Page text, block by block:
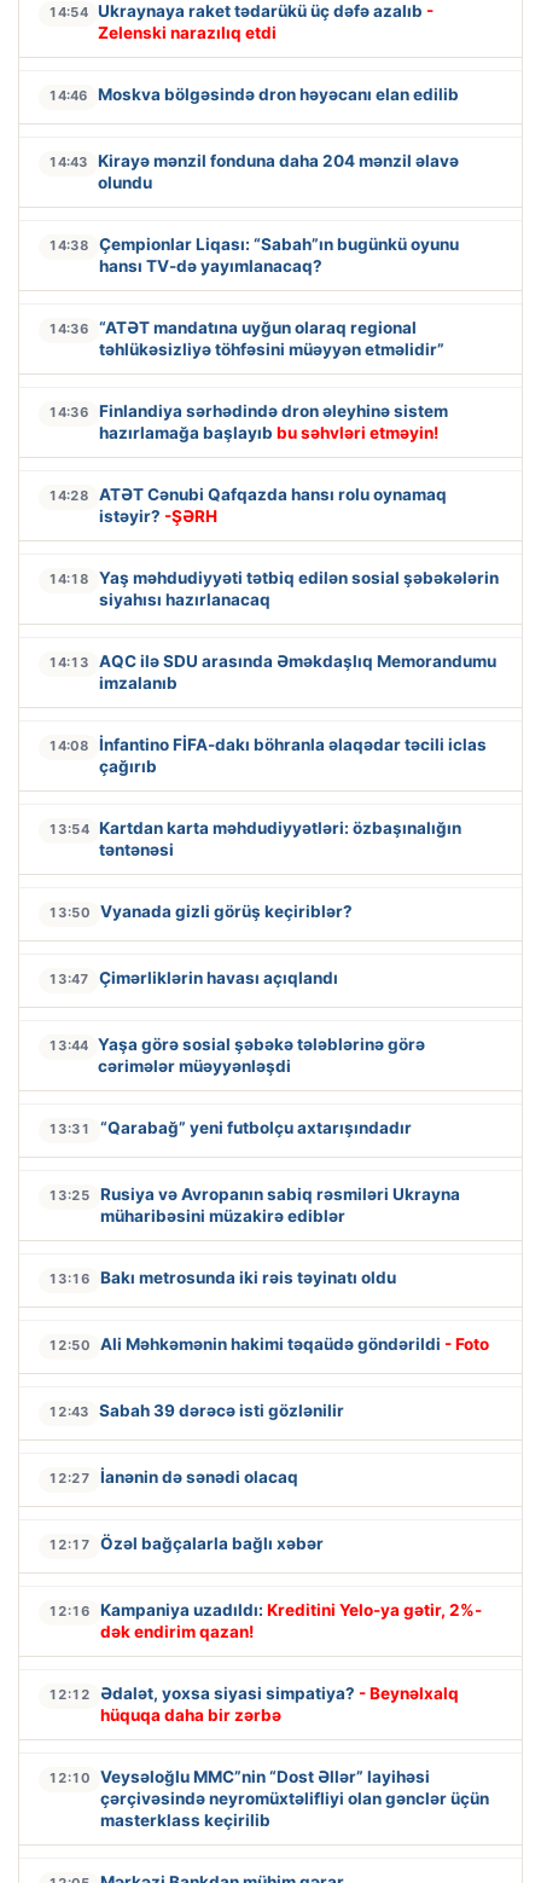
14:54 Ukraynaya raket tədarükü üç dəfə azalıb -
Zelenski narazılıq etdi
14:46 Moskva bölgəsində dron həyəcanı elan edilib
14:43
Kirayə mənzil fonduna daha 204 mənzil əlavə
olundu
14:38
Çempionlar Liqası: “Sabah”ın bugünkü oyunu
hansı TV-də yayımlanacaq?
14:36
“ATƏT mandatına uyğun olaraq regional
təhlükəsizliyə töhfəsini müəyyən etməlidir”
14:36
Finlandiya sərhədində dron əleyhinə sistem
hazırlamağa başlayıb bu səhvləri etməyin!
14:28
ATƏT Cənubi Qafqazda hansı rolu oynamaq
istəyir? -ŞƏRH
14:18
Yaş məhdudiyyəti tətbiq edilən sosial şəbəkələrin
siyahısı hazırlanacaq
14:13
AQC ilə SDU arasında Əməkdaşlıq Memorandumu
imzalanıb
14:08
İnfantino FİFA-dakı böhranla əlaqədar təcili iclas
çağırıb
13:54 Kartdan karta məhdudiyyətləri: özbaşınalığın
təntənəsi
13:50 Vyanada gizli görüş keçiriblər?
13:47 Çimərliklərin havası açıqlandı
13:44 Yaşa görə sosial şəbəkə tələblərinə görə
cərimələr müəyyənləşdi
13:31 “Qarabağ” yeni futbolçu axtarışındadır
13:25
Rusiya və Avropanın sabiq rəsmiləri Ukrayna
müharibəsini müzakirə ediblər
13:16 Bakı metrosunda iki rəis təyinatı oldu
12:50 Ali Məhkəmənin hakimi təqaüdə göndərildi - Foto
12:43 Sabah 39 dərəcə isti gözlənilir
12:27 İanənin də sənədi olacaq
12:17 Özəl bağçalarla bağlı xəbər
12:16 Kampaniya uzadıldı: Kreditini Yelo-ya gətir, 2%-
dək endirim qazan!
12:12 Ədalət, yoxsa siyasi simpatiya? - Beynəlxalq
hüquqa daha bir zərbə
12:10
Veysəloğlu MMC”nin “Dost Əllər” layihəsi
çərçivəsində neyromüxtəlifliyi olan gənclər üçün
masterklass keçirilib